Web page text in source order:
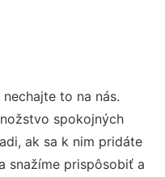
nechajte to na nás.
spokojných
ak sa k nim pridáte
snažíme prispôsobiť a